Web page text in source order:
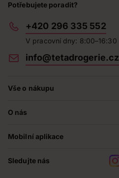
Potřebujete poradit?
+420 296 335 552
V pracovní dny: 8:00–16:30
info@tetadrogerie.cz
Vše o nákupu
Prodejny
Obchodní podmínky
O nás
Teta pomáhá
Mobilní aplikace
Sledujte nás